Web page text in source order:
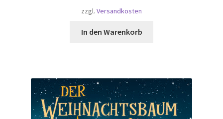
zzgl. Versandkosten
In den Warenkorb